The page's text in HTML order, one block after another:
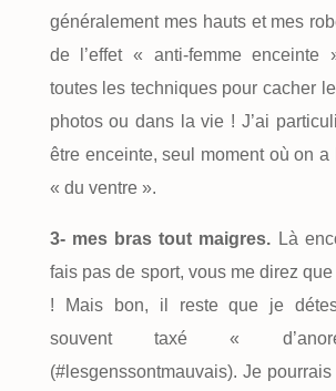
généralement mes hauts et mes
de l’effet « anti-femme enceinte
toutes les techniques pour cacher
photos ou dans la vie ! J’ai
être enceinte, seul moment où on a
« du ventre ».
3- mes bras tout maigres. Là
fais pas de sport, vous me direz que
! Mais bon, il reste que je
souvent taxé «
(#lesgenssontmauvais). Je